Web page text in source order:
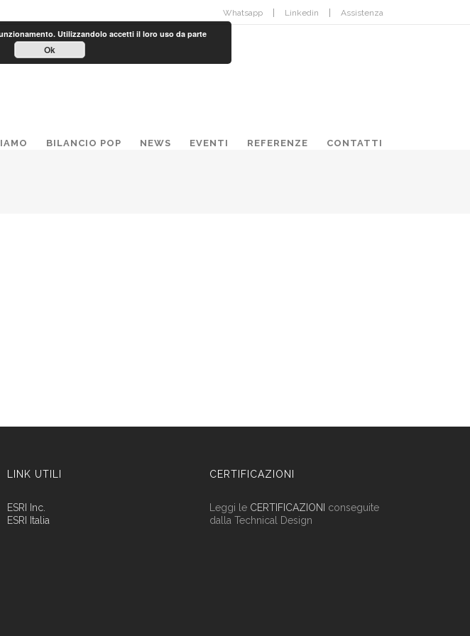
Whatsapp Linkedin Assistenza
BILANCIO POP NEWS EVENTI REFERENZE CONTATTI
LINK UTILI
ESRI Inc.
ESRI Italia
CERTIFICAZIONI
Leggi le CERTIFICAZIONI
conseguite
dalla Technical Design
Utilizzandolo accetti il loro uso da parte
Ok